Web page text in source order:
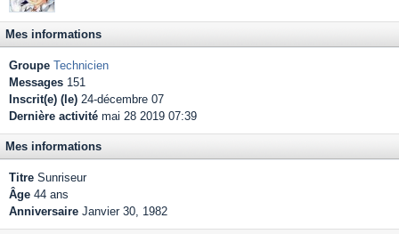
Mes informations
Groupe Technicien
Messages 151
Inscrit(e) (le) 24-décembre 07
Dernière activité mai 28 2019 07:39
Mes informations
Titre Sunriseur
Âge 44 ans
Anniversaire Janvier 30, 1982